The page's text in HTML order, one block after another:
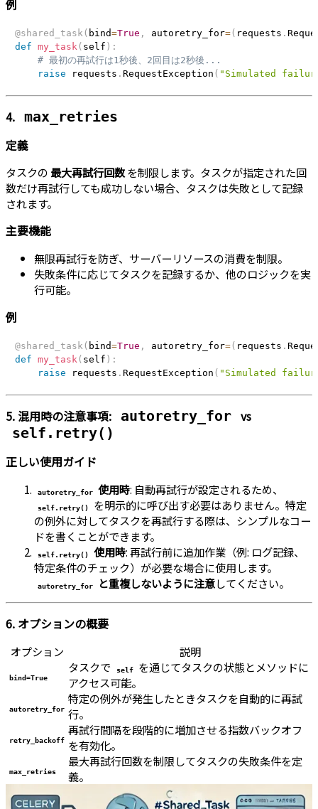
例
@shared_task( bind=True , autoretry_for=( requests .
def my_task( self ) :
# 最初の再試行は1秒後、2回目は2秒後...
raise requests . RequestException ( "Simulated
4. max_retries
定義
タスクの 最大再試行回数を制限します。タスクが指定された回
数だけ再試行しても成功しない場合、タスクは失敗として記録
されます。
主要機能
無限再試行を防ぎ、サーバーリソースの消費を制限。
失敗条件に応じてタスクを記録するか、他のロジックを実
行可能。
例
@shared_task( bind=True , autoretry_for=( requests .
def my_task( self ) :
raise requests . RequestException ( "Simulated
5. 混用時の注意事項: autoretry_for vs
self.retry()
正しい使用ガイド
autoretry_for 使用時: 自動再試行が設定されるため、
self.retry()
を明示的に呼び出す必要はありません。特定
の例外に対してタスクを再試行する際は、シンプルなコー
ドを書くことができます。
self.retry() 使用時: 再試行前に追加作業（例: ログ記録、
特定条件のチェック）が必要な場合に使用します。
autoretry_for と重複しないように注意してください。
6. オプションの概要
オプション 説明
bind=True
タスクで self
を通じてタスクの状態とメソッドに
アクセス可能。
autoretry_for
特定の例外が発生したときタスクを自動的に再試
行。
retry_backoff
再試行間隔を段階的に増加させる指数バックオフ
を有効化。
max_retries
最大再試行回数を制限してタスクの失敗条件を定
義。